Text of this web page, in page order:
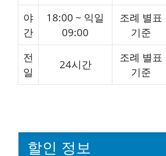
야
간
18:00 ~ 익일
09:00
조례 별표
기준
전
일
24시간
조례 별표
기준
할인 정보